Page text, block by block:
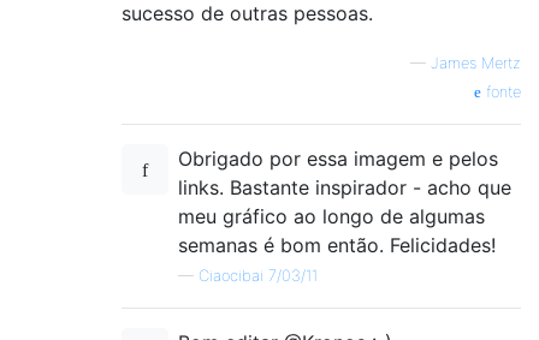
sucesso de outras pessoas.
— James Mertz
fonte
Obrigado por essa imagem e pelos
links. Bastante inspirador - acho que
meu gráfico ao longo de algumas
semanas é bom então. Felicidades!
— Ciaocibai 7/03/11